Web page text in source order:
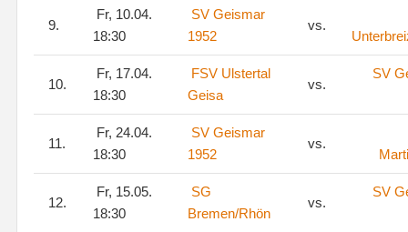
9.
Fr, 10.04.
18:30
SV Geismar
1952
vs.
10.
Fr, 17.04.
18:30
FSV Ulstertal
Geisa
vs.
SV
11.
Fr, 24.04.
18:30
SV Geismar
1952
vs.
12.
Fr, 15.05.
18:30
SG
Bremen/Rhön
vs.
SV